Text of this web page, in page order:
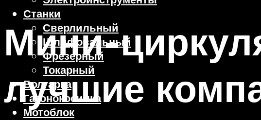
Станки
Сверлильный
Шлифовальный
Фрезерный
Токарный
Болгарка
Газонокосилка
Мотоблок
Мини-
лучшие